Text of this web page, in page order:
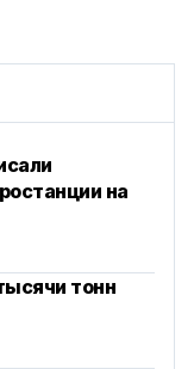
на
тонн